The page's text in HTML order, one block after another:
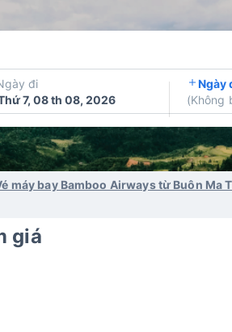
đi
7, 08 th 08, 2026
Ngày
(Không
máy bay Bamboo Airways từ Buôn Ma
giá